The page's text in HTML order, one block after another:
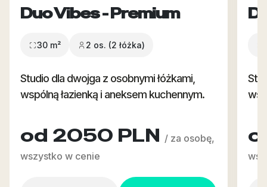
Duo Vibes - Premium
30 m² 2 os. (2 łóżka)
Studio dla dwojga z osobnymi łóżkami,
wspólną łazienką i aneksem kuchennym.
od 2050 PLN / za osobę,
wszystko w cenie